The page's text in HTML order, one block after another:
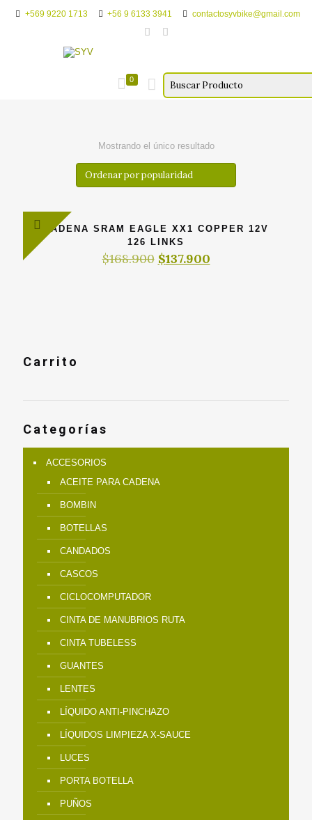
+569 9220 1713 +56 9 6133 3941 contactosyvbike@gmail.com
0
Mostrando el único resultado
CADENA SRAM EAGLE XX1 COPPER 12V
126 LINKS
$168.900 El
$137.900El
Carrito
Categorías
ACCESORIOS
ACEITE PARA CADENA
BOMBIN
BOTELLAS
CANDADOS
CASCOS
CICLOCOMPUTADOR
CINTA DE MANUBRIOS RUTA
CINTA TUBELESS
GUANTES
LENTES
LÍQUIDO ANTI-PINCHAZO
LÍQUIDOS LIMPIEZA X-SAUCE
LUCES
PORTA BOTELLA
PUÑOS